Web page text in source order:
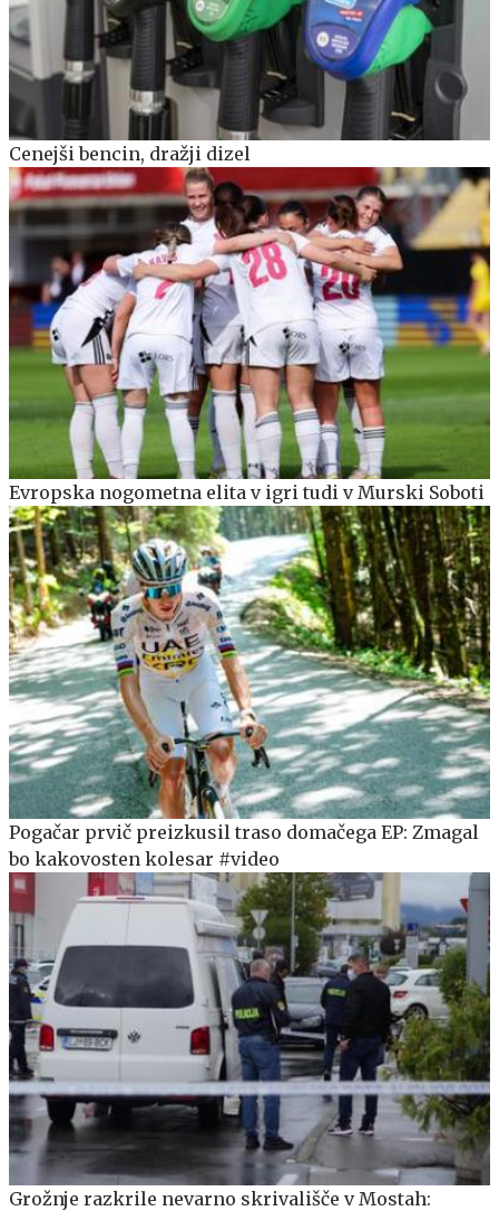
Cenejši bencin, dražji dizel
Evropska nogometna elita v igri tudi v Murski Soboti
Pogačar prvič preizkusil traso domačega EP: Zmagal
bo kakovosten kolesar #video
Grožnje razkrile nevarno skrivališče v Mostah: